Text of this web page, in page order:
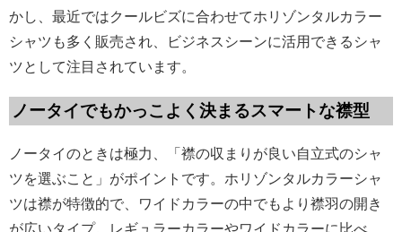
かし、最近ではクールビズに合わせてホリゾンタルカラー
シャツも多く販売され、ビジネスシーンに活用できるシャ
ツとして注目されています。
ノータイでもかっこよく決まるスマートな襟型
ノータイのときは極力、「襟の収まりが良い自立式のシャ
ツを選ぶこと」がポイントです。ホリゾンタルカラーシャ
ツは襟が特徴的で、ワイドカラーの中でもより襟羽の開き